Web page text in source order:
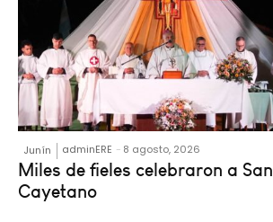
Junín adminERE - 8 agosto, 2026
Miles de fieles celebraron a San
Cayetano